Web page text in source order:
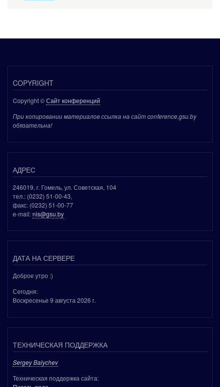
COPYRIGHT
Copyright ©Сайт конференций
При копировании материалов ссылка на сайт conference.gsu.by
обязательна!
АДРЕС
246019, г. Гомель, ул. Советская, 104
тел.: (0232) 51-00-43,
факс: (0232) 51-00-77
e-mail:nis@gsu.by
ДАТА НА СЕРВЕРЕ
Доброе утро :)
Сегодня:
Воскресенье 9 августа 2026 г.
ТЕХНИЧЕСКАЯ ПОДДЕРЖКА
Sergey Balychev
Техническая поддержка сайта: